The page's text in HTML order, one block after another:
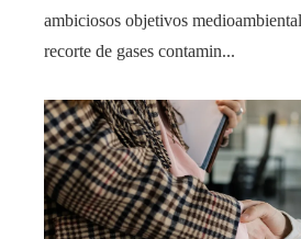
ambiciosos objetivos
recorte de gases contamin...